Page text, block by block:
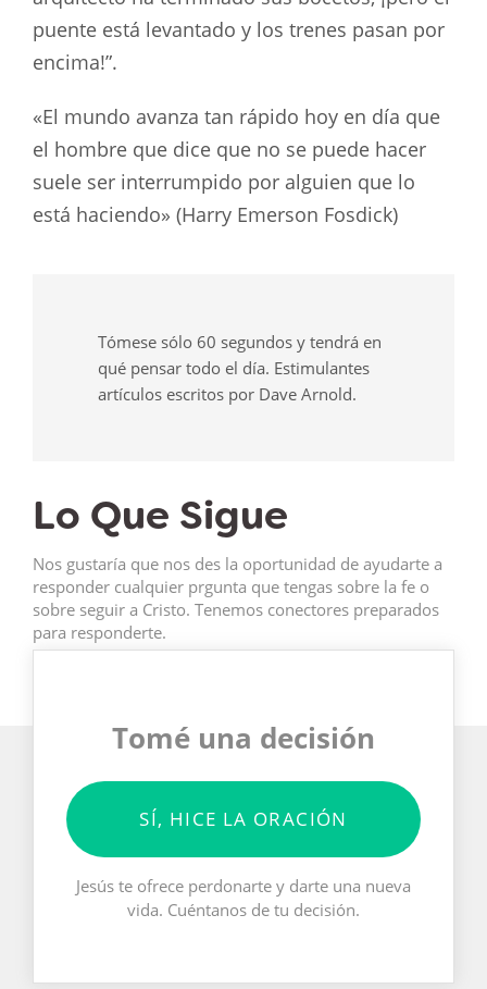
puente está levantado y los trenes pasan por
encima!”.
«El mundo avanza tan rápido hoy en día que
el hombre que dice que no se puede hacer
suele ser interrumpido por alguien que lo
está haciendo» (Harry Emerson Fosdick)
Tómese sólo 60 segundos y tendrá en
qué pensar todo el día. Estimulantes
artículos escritos por Dave Arnold.
Lo Que Sigue
Nos gustaría que nos des la oportunidad de ayudarte a
responder cualquier prgunta que tengas sobre la fe o
sobre seguir a Cristo. Tenemos conectores preparados
para responderte.
Tomé una decisión
SÍ, HICE LA ORACIÓN
Jesús te ofrece perdonarte y darte una nueva
vida. Cuéntanos de tu decisión.